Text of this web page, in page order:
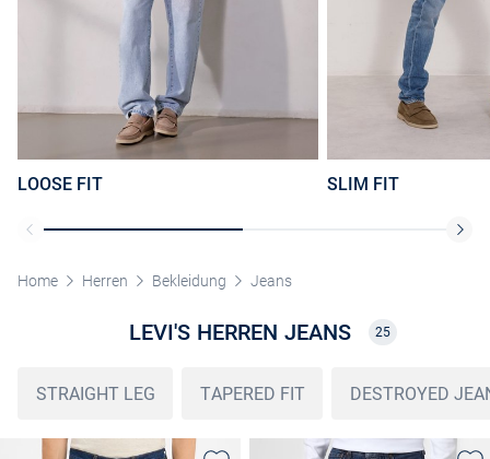
LOOSE FIT SLIM FIT
Home Herren Bekleidung Jeans
LEVI'S HERREN JEANS 25
STRAIGHT LEG TAPERED FIT DESTROYED